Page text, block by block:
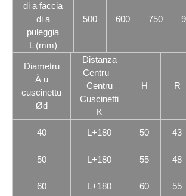
di a faccia
di a
puleggia
L (mm)
500 600 750
Diametru
À u
cuscinettu
Ød
Distanza
Centru –
Centru
Cuscinetti
K
H R
40 L+180 50 43
50 L+180 55 48
60 L+180 60 55